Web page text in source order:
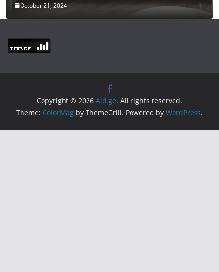
October 21, 2024
Copyright © 2026 Aid.ge. All rights reserved.
Theme: ColorMag by ThemeGrill. Powered by WordPress.